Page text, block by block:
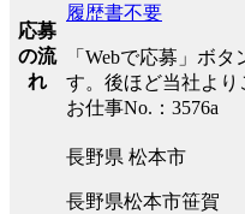
応募
の流
れ
履歴書不要
「Webで応募」ボ
す。後ほど当社より
お仕事No.：3576a
長野県 松本市
長野県松本市笹賀